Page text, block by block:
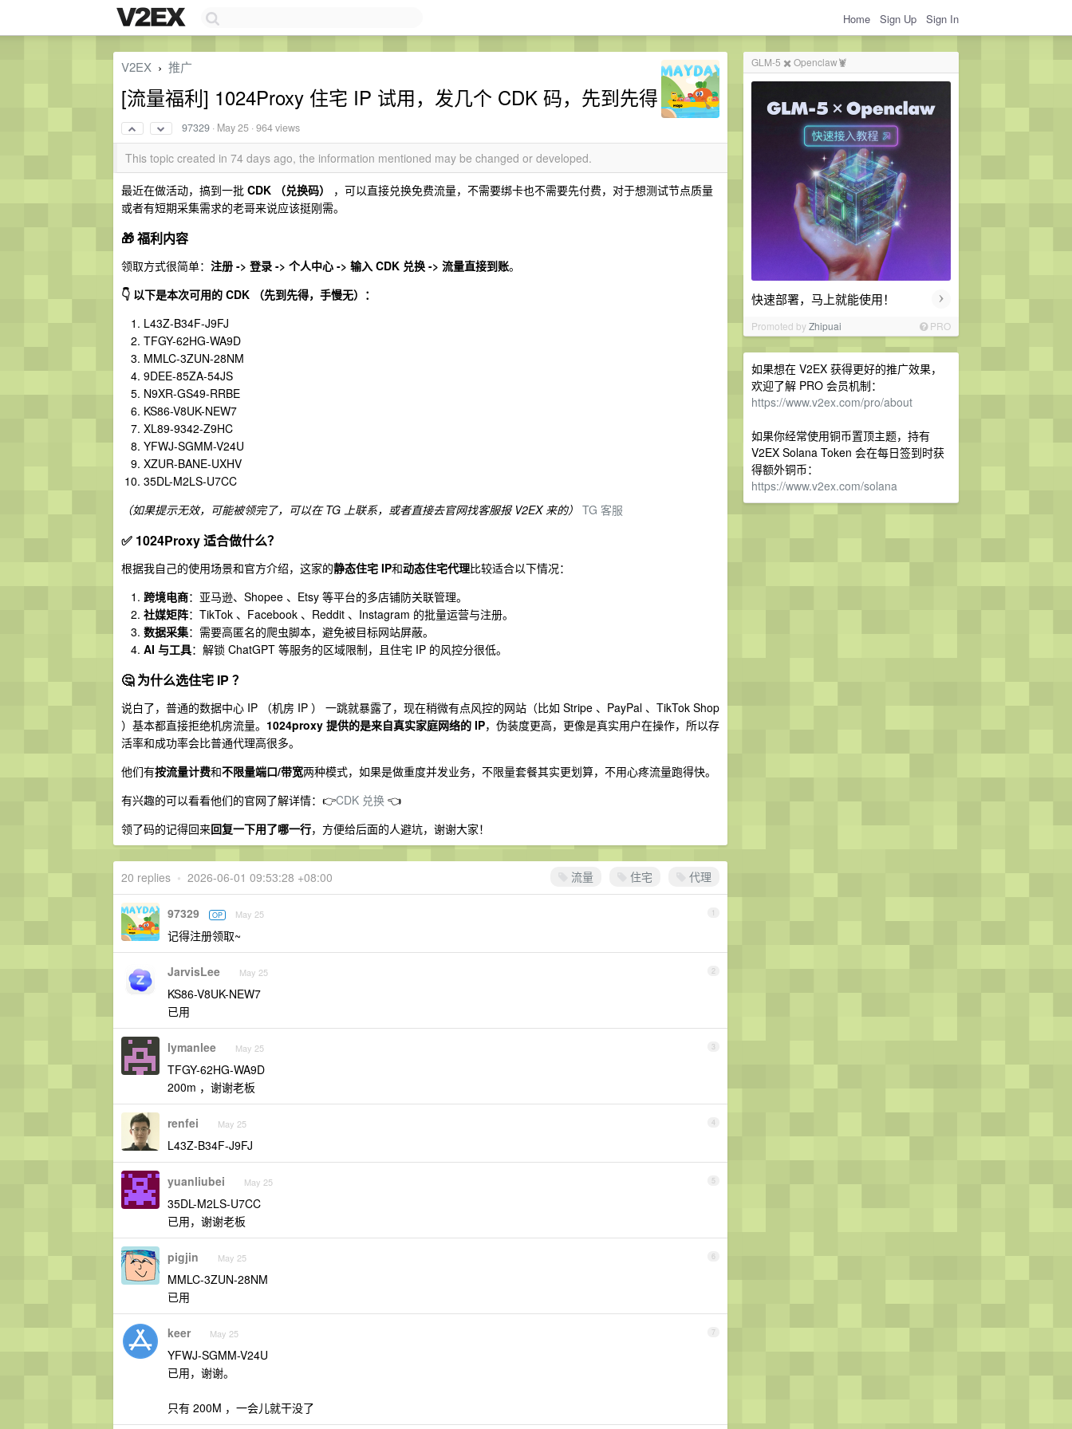
Home Sign Up Sign In
GLM-5 ✖️ Openclaw🦞
快速部署，马上就能使用！ ›
Promoted byZhipuai PRO
如果想在 V2EX 获得更好的推广效果，
欢迎了解 PRO 会员机制：
https://www.v2ex.com/pro/about
如果你经常使用铜币置顶主题，持有
V2EX Solana Token 会在每日签到时获
得额外铜币：
https://www.v2ex.com/solana
V2EX › 推广
[流量福利] 1024Proxy 住宅 IP 试用，发几个 CDK 码，先到先得
97329 · May 25 · 964 views
This topic created in 74 days ago, the information mentioned may be changed or developed.
最近在做活动，搞到一批 CDK （兑换码）
，可以直接兑换免费流量，不需要绑卡也不需要先付费，对于想测试节点质量
或者有短期采集需求的老哥来说应该挺刚需。
🎁 福利内容
领取方式很简单： 注册 -> 登录 -> 个人中心 -> 输入 CDK 兑换 -> 流量直接到账。
👇 以下是本次可用的 CDK （先到先得，手慢无）：
L43Z-B34F-J9FJ
TFGY-62HG-WA9D
MMLC-3ZUN-28NM
9DEE-85ZA-54JS
N9XR-GS49-RRBE
KS86-V8UK-NEW7
XL89-9342-Z9HC
YFWJ-SGMM-V24U
XZUR-BANE-UXHV
35DL-M2LS-U7CC
（如果提示无效，可能被领完了，可以在 TG 上联系，或者直接去官网找客服报 V2EX 来的） TG 客服
✅ 1024Proxy 适合做什么？
根据我自己的使用场景和官方介绍，这家的静态住宅 IP和动态住宅代理比较适合以下情况：
跨境电商：亚马逊、Shopee 、Etsy 等平台的多店铺防关联管理。
社媒矩阵：TikTok 、Facebook 、Reddit 、Instagram 的批量运营与注册。
数据采集：需要高匿名的爬虫脚本，避免被目标网站屏蔽。
AI 与工具：解锁 ChatGPT 等服务的区域限制，且住宅 IP 的风控分很低。
🤔 为什么选住宅 IP ？
说白了，普通的数据中心 IP （机房 IP ） 一跳就暴露了，现在稍微有点风控的网站（比如 Stripe 、PayPal 、TikTok Shop
）基本都直接拒绝机房流量。 1024proxy 提供的是来自真实家庭网络的 IP，伪装度更高，更像是真实用户在操作，所以存
活率和成功率会比普通代理高很多。
他们有按流量计费和不限量端口/带宽两种模式，如果是做重度并发业务，不限量套餐其实更划算，不用心疼流量跑得快。
有兴趣的可以看看他们的官网了解详情：👉CDK 兑换 👈
领了码的记得回来回复一下用了哪一行，方便给后面的人避坑，谢谢大家！
流量 住宅 代理
20 replies • 2026-06-01 09:53:28 +08:00
1
97329 OP May 25
记得注册领取~
2
JarvisLee May 25
KS86-V8UK-NEW7
已用
3
lymanlee May 25
TFGY-62HG-WA9D
200m ，谢谢老板
4
renfei May 25
L43Z-B34F-J9FJ
5
yuanliubei May 25
35DL-M2LS-U7CC
已用，谢谢老板
6
pigjin May 25
MMLC-3ZUN-28NM
已用
7
keer May 25
YFWJ-SGMM-V24U
已用，谢谢。
只有 200M ，一会儿就干没了